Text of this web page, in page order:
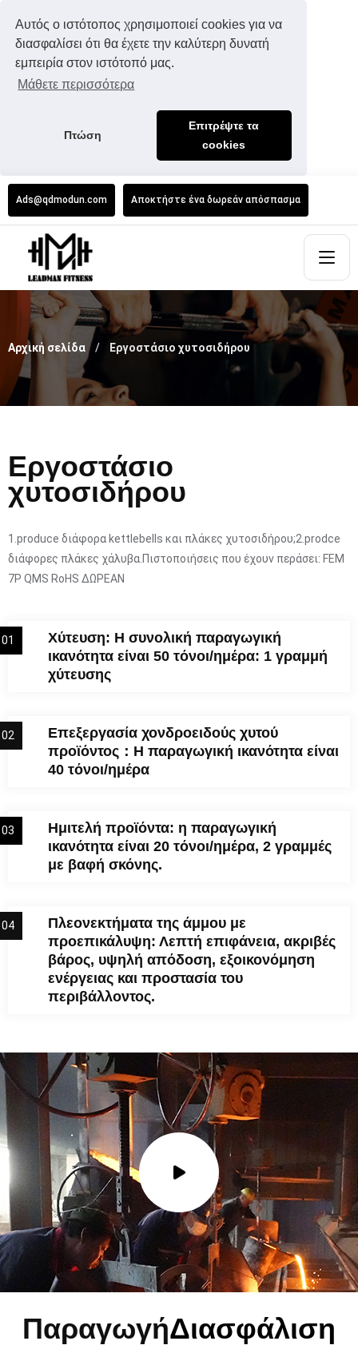
Αυτός ο ιστότοπος χρησιμοποιεί cookies για να
διασφαλίσει ότι θα έχετε την καλύτερη δυνατή
εμπειρία στον ιστότοπό μας.
Μάθετε περισσότερα
Πτώση
Επιτρέψτε τα
cookies
Ads@qdmodun.com Αποκτήστε ένα δωρεάν απόσπασμα
Αρχική σελίδα Εργοστάσιο χυτοσιδήρου
Εργοστάσιο
χυτοσιδήρου
1.produce διάφορα kettlebells και πλάκες χυτοσιδήρου;2.prodce
διάφορες πλάκες χάλυβα.Πιστοποιήσεις που έχουν περάσει: FEM
7P QMS RoHS ΔΩΡΕΑΝ
Χύτευση: Η συνολική παραγωγική
ικανότητα είναι 50 τόνοι/ημέρα: 1 γραμμή
χύτευσης
01
Επεξεργασία χονδροειδούς χυτού
προϊόντος：Η παραγωγική ικανότητα είναι
40 τόνοι/ημέρα
02
Ημιτελή προϊόντα: η παραγωγική
ικανότητα είναι 20 τόνοι/ημέρα, 2 γραμμές
με βαφή σκόνης.
03
Πλεονεκτήματα της άμμου με
προεπικάλυψη: Λεπτή επιφάνεια, ακριβές
βάρος, υψηλή απόδοση, εξοικονόμηση
ενέργειας και προστασία του
περιβάλλοντος.
04
ΠαραγωγήΔιασφάλιση